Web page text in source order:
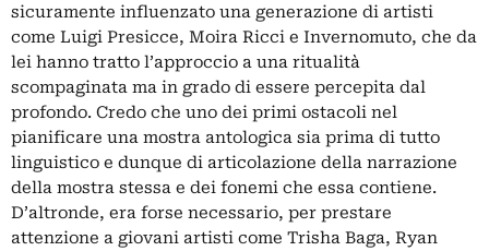
sicuramente influenzato una generazione di artisti
come Luigi Presicce, Moira Ricci e Invernomuto, che da
lei hanno tratto l’approccio a una ritualità
scompaginata ma in grado di essere percepita dal
profondo. Credo che uno dei primi ostacoli nel
pianificare una mostra antologica sia prima di tutto
linguistico e dunque di articolazione della narrazione
della mostra stessa e dei fonemi che essa contiene.
D’altronde, era forse necessario, per prestare
attenzione a giovani artisti come Trisha Baga, Ryan